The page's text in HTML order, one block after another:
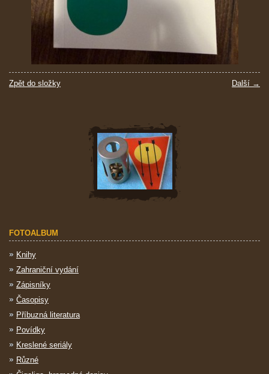
Další →
Zpět do složky
FOTOALBUM
Knihy
Zahraniční vydání
Zápisníky
Časopisy
Příbuzná literatura
Povídky
Kreslené seriály
Různé